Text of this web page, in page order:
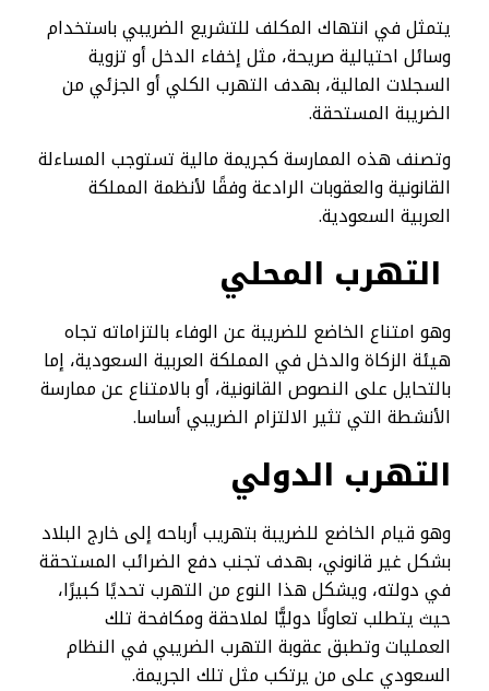
يتمثل في انتهاك المكلف للتشريع الضريبي باستخدام
وسائل احتيالية صريحة، مثل إخفاء الدخل أو تزوية
السجلات المالية، بهدف التهرب الكلي أو الجزئي من
الضريبة المستحقة.
وتصنف هذه الممارسة كجريمة مالية تستوجب المساءلة
القانونية والعقوبات الرادعة وفقًا لأنظمة المملكة
العربية السعودية.
التهرب المحلي
وهو امتناع الخاضع للضريبة عن الوفاء بالتزاماته تجاه
هيئة الزكاة والدخل في المملكة العربية السعودية، إما
بالتحايل على النصوص القانونية، أو بالامتناع عن ممارسة
الأنشطة التي تثير الالتزام الضريبي أساسا.
التهرب الدولي
وهو قيام الخاضع للضريبة بتهريب أرباحه إلى خارج البلاد
بشكل غير قانوني، بهدف تجنب دفع الضرائب المستحقة
في دولته، ويشكل هذا النوع من التهرب تحديًا كبيرًا،
حيث يتطلب تعاونًا دوليًّا لملاحقة ومكافحة تلك
العمليات وتطبق عقوبة التهرب الضريبي في النظام
السعودي على من يرتكب مثل تلك الجريمة.